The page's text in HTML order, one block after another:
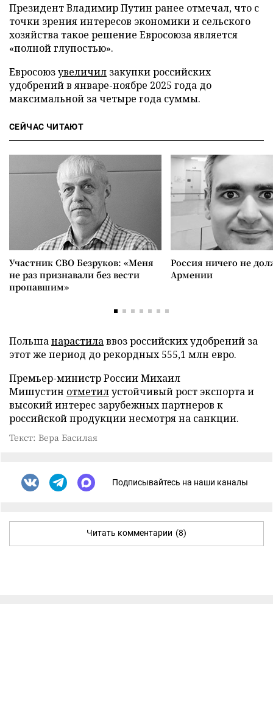
Президент Владимир Путин ранее отмечал, что с
точки зрения интересов экономики и сельского
хозяйства такое решение Евросоюза является
«полной глупостью».
Евросоюзувеличил закупки российских
удобрений в январе-ноябре 2025 года до
максимальной за четыре года суммы.
СЕЙЧАС ЧИТАЮТ
Участник СВО Безруков: «Меня
не раз признавали без вести
пропавшим»
Россия ничего не
Армении
Польшанарастилаввоз российских удобрений за
этот же период до рекордных 555,1 млн евро.
Премьер-министр России Михаил
Мишустин отметилустойчивый рост экспорта и
высокий интерес зарубежных партнеров к
российской продукции несмотря на санкции.
Текст: Вера Басилая
Подписывайтесь на наши каналы
Читать комментарии (8)